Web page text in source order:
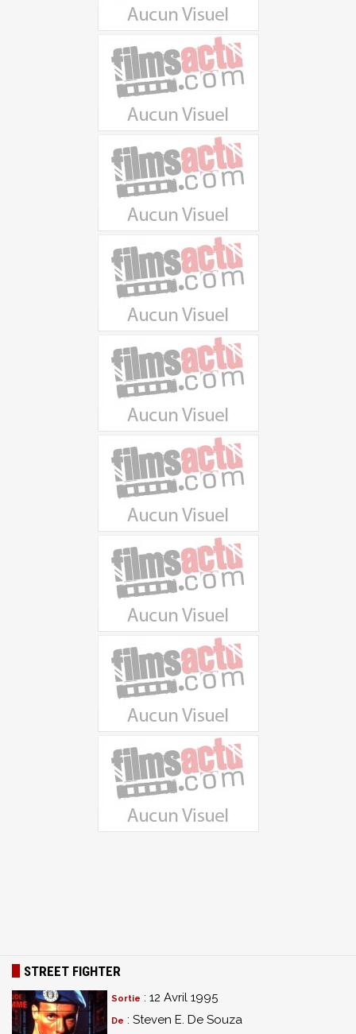
STREET FIGHTER
Sortie : 12 Avril 1995
De : Steven E. De Souza